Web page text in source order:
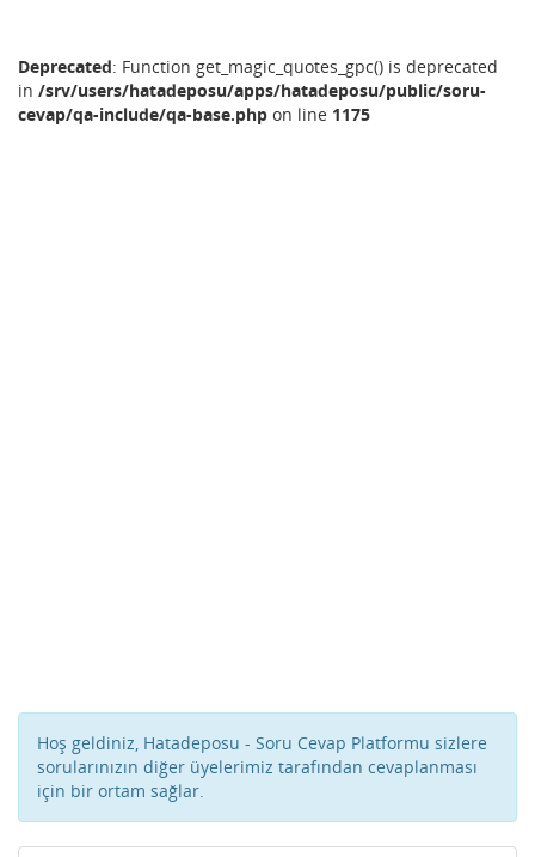
Deprecated: Function get_magic_quotes_gpc() is deprecated
in /srv/users/hatadeposu/apps/hatadeposu/public/soru-
cevap/qa-include/qa-base.php on line 1175
Hoş geldiniz, Hatadeposu - Soru Cevap Platformu sizlere
sorularınızın diğer üyelerimiz tarafından cevaplanması
için bir ortam sağlar.